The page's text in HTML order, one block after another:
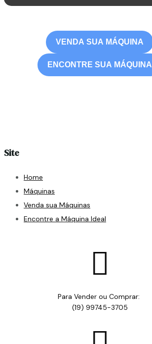
VENDA SUA MÁQUINA
ENCONTRE SUA MÁQUINA
Site
Home
Máquinas
Venda sua Máquinas
Encontre a Máquina Ideal

Para Vender ou Comprar:
(19) 99745-3705